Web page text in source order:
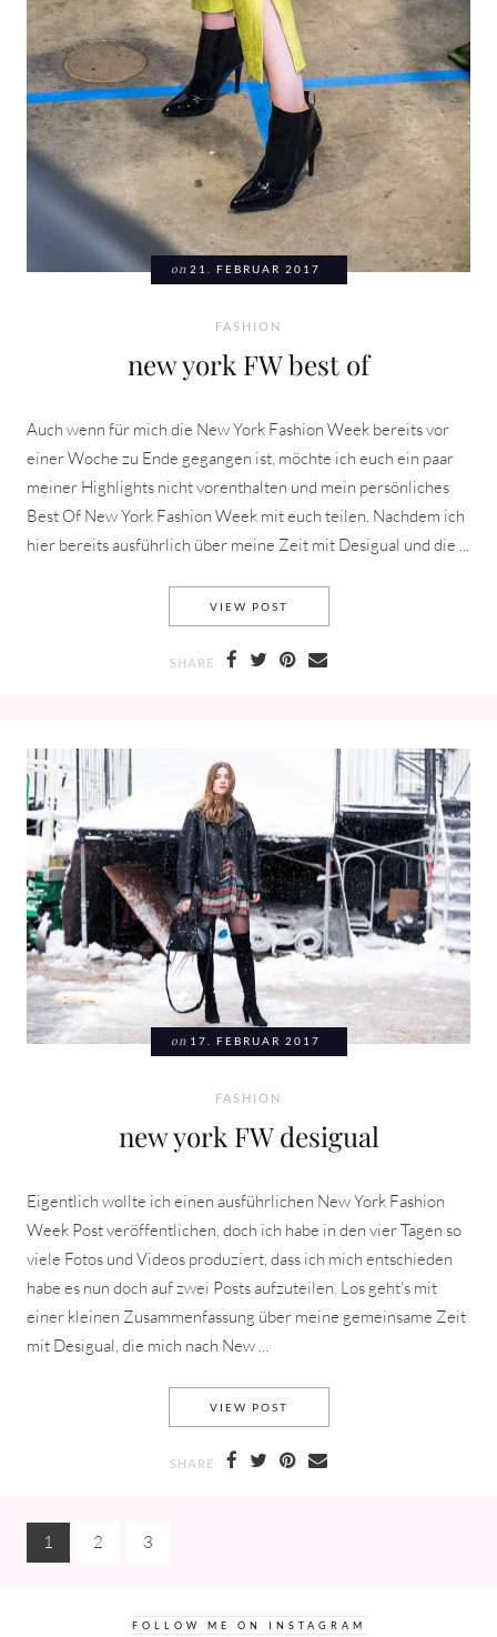
on 21. FEBRUAR 2017
FASHION
new york FW best of
Auch wenn für mich die New York Fashion Week bereits vor
einer Woche zu Ende gegangen ist, möchte ich euch ein paar
meiner Highlights nicht vorenthalten und mein persönliches
Best Of New York Fashion Week mit euch teilen. Nachdem ich
hier bereits ausführlich über meine Zeit mit Desigual und die ...
VIEW POST
SHARE
on 17. FEBRUAR 2017
FASHION
new york FW desigual
Eigentlich wollte ich einen ausführlichen New York Fashion
Week Post veröffentlichen, doch ich habe in den vier Tagen so
viele Fotos und Videos produziert, dass ich mich entschieden
habe es nun doch auf zwei Posts aufzuteilen. Los geht's mit
einer kleinen Zusammenfassung über meine gemeinsame Zeit
mit Desigual, die mich nach New ...
VIEW POST
SHARE
1 2 3
FOLLOW ME ON INSTAGRAM